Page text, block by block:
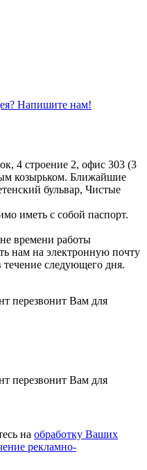
Напишите нам!
4 строение 2, офис 303 (3
козырьком. Ближайшие
бульвар, Чистые
иметь с собой паспорт.
времени работы
нам на электронную почту
следующего дня.
перезвонит Вам для
перезвонит Вам для
на обработку Ваших
рекламно-